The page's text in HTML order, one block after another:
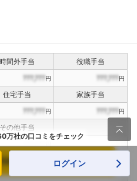
時間外手当
役職手当
???,???円 ???,???円
住宅手当
家族手当
???,???円 ???,???円
その他手当
センティブ賞与
決算賞与
（??回計）
万社の口コミをチェック
録（無料）

ログイン